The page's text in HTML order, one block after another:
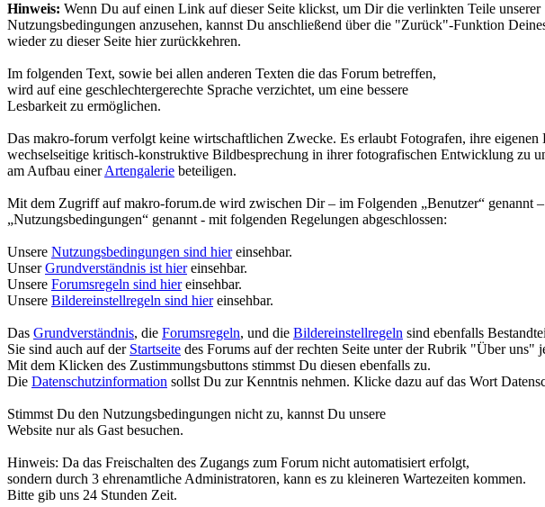
Hinweis: Wenn Du auf einen Link auf dieser Seite klickst, um Dir die verlinkten Teile unserer
Nutzungsbedingungen anzusehen, kannst Du anschließend über die "Zurück"-Funktion
wieder zu dieser Seite hier zurückkehren.
Im folgenden Text, sowie bei allen anderen Texten die das Forum betreffen,
wird auf eine geschlechtergerechte Sprache verzichtet, um eine bessere
Lesbarkeit zu ermöglichen.
Das makro-forum verfolgt keine wirtschaftlichen Zwecke. Es erlaubt Fotografen, ihre
wechselseitige kritisch-konstruktive Bildbesprechung in ihrer fotografischen Entwicklung zu
am Aufbau einerArtengalerie beteiligen.
Mit dem Zugriff auf makro-forum.de wird zwischen Dir – im Folgenden „Benutzer“ genannt
„Nutzungsbedingungen“ genannt - mit folgenden Regelungen abgeschlossen:
Unsere Nutzungsbedingungen sind hiereinsehbar.
UnserGrundverständnis ist hiereinsehbar.
Unsere Forumsregeln sind hiereinsehbar.
Unsere Bildereinstellregeln sind hiereinsehbar.
Das Grundverständnis, die Forumsregeln, und die Bildereinstellregeln sind ebenfalls
Sie sind auch auf der Startseite des Forums auf der rechten Seite unter der Rubrik "Über uns"
Mit dem Klicken des Zustimmungsbuttons stimmst Du diesen ebenfalls zu.
Die Datenschutzinformation sollst Du zur Kenntnis nehmen. Klicke dazu auf das Wort
Stimmst Du den Nutzungsbedingungen nicht zu, kannst Du unsere
Website nur als Gast besuchen.
Hinweis: Da das Freischalten des Zugangs zum Forum nicht automatisiert erfolgt,
sondern durch 3 ehrenamtliche Administratoren, kann es zu kleineren Wartezeiten kommen.
Bitte gib uns 24 Stunden Zeit.